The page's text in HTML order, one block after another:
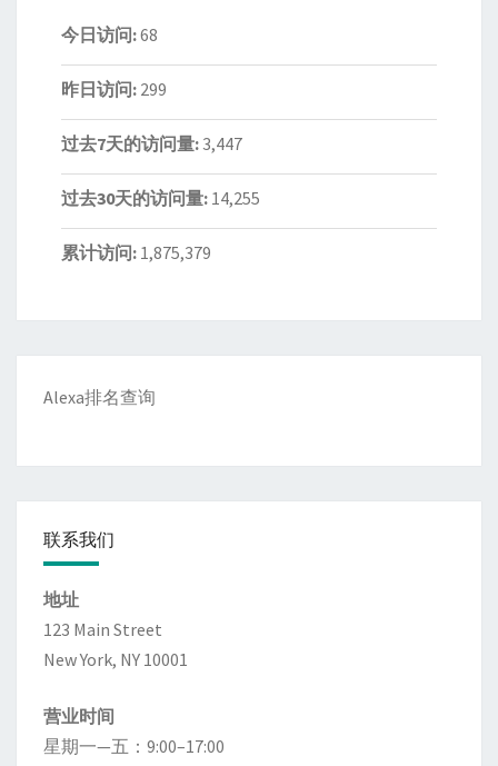
今日访问:68
昨日访问: 299
过去7天的访问量: 3,447
过去30天的访问量: 14,255
累计访问: 1,875,379
Alexa排名查询
联系我们
地址
123 Main Street
New York, NY 10001
营业时间
星期一—五：9:00–17:00